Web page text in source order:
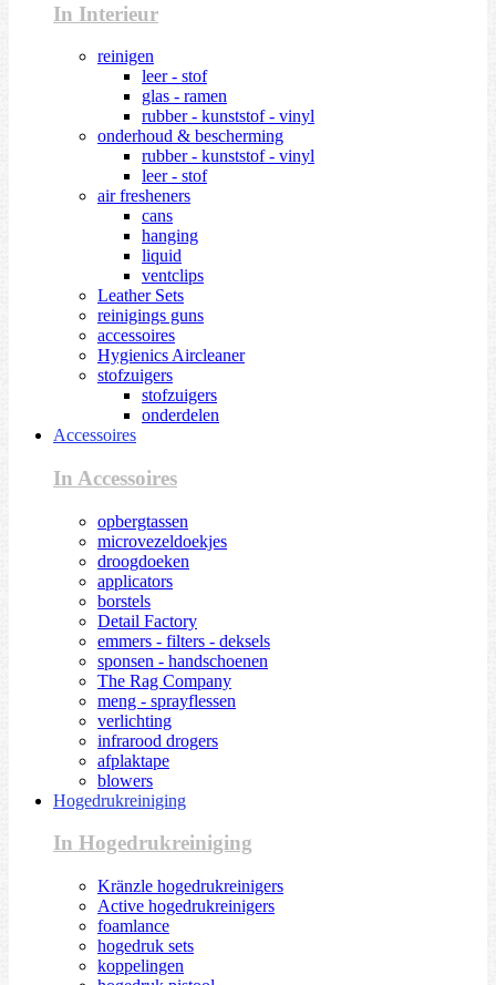
In Interieur
reinigen
leer - stof
glas - ramen
rubber - kunststof - vinyl
onderhoud & bescherming
rubber - kunststof - vinyl
leer - stof
air fresheners
cans
hanging
liquid
ventclips
Leather Sets
reinigings guns
accessoires
Hygienics Aircleaner
stofzuigers
stofzuigers
onderdelen
Accessoires
In Accessoires
opbergtassen
microvezeldoekjes
droogdoeken
applicators
borstels
Detail Factory
emmers - filters - deksels
sponsen - handschoenen
The Rag Company
meng - sprayflessen
verlichting
infrarood drogers
afplaktape
blowers
Hogedrukreiniging
In Hogedrukreiniging
Kränzle hogedrukreinigers
Active hogedrukreinigers
foamlance
hogedruk sets
koppelingen